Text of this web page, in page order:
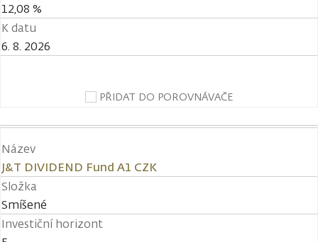
12,08 %
K datu
6. 8. 2026
PŘIDAT DO POROVNÁVAČE
Název
J&T DIVIDEND Fund A1 CZK
Složka
Smíšené
Investiční horizont